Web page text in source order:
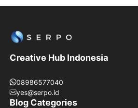
Creative Hub Indonesia
08986577040
yes@serpo.id
Blog Categories